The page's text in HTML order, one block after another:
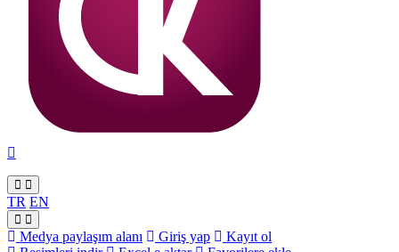
TR EN
Medya paylaşım alanı Giriş yap
Kayıt ol